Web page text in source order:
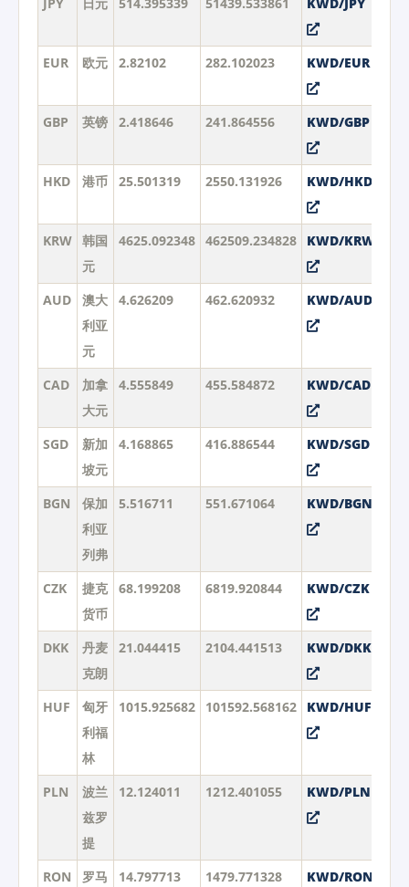
EUR 欧元 2.82102 282.102023 KWD/EUR
GBP 英镑 2.418646 241.864556 KWD/GBP
HKD 港币 25.501319 2550.131926 KWD/HKD
KRW 韩国
元
4625.092348 462509.234828 KWD/KRW
AUD
澳大
利亚
元
4.626209 462.620932 KWD/AUD
CAD
加拿
大元
4.555849 455.584872 KWD/CAD
SGD
新加
坡元
4.168865 416.886544 KWD/SGD
BGN
保加
利亚
列弗
5.516711 551.671064 KWD/BGN
CZK
捷克
货币
68.199208 6819.920844 KWD/CZK
DKK
丹麦
克朗
21.044415 2104.441513 KWD/DKK
HUF
匈牙
利福
林
1015.925682 101592.568162 KWD/HUF
PLN
波兰
兹罗
提
12.124011 1212.401055 KWD/PLN
RON
罗马
14.797713 1479.771328 KWD/RON